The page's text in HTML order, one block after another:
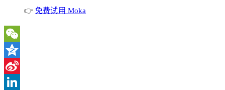
👉免费试用 Moka
WeChat
Qzone
Sina